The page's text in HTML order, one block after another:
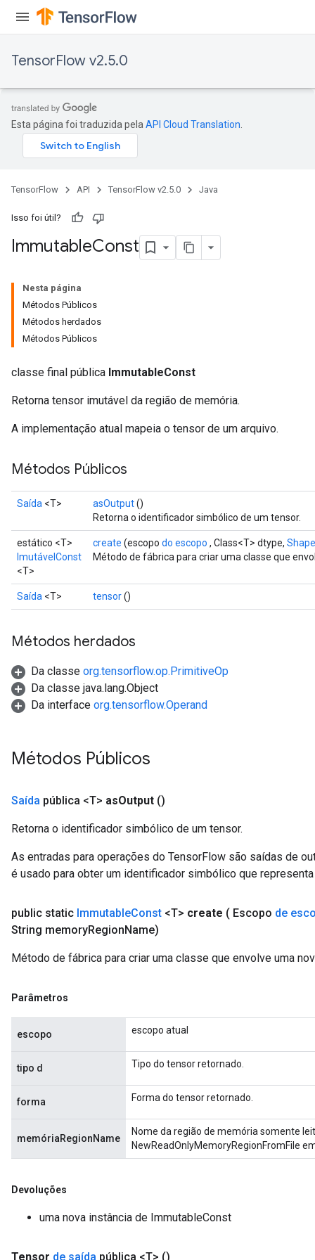
TensorFlow v2.5.0
Esta página foi traduzida pela API Cloud Translation
TensorFlow API TensorFlow v2.5.0 Java
Isso foi útil?
ImmutableConst
Nesta página
Métodos Públicos
Métodos herdados
Métodos Públicos
classe final pública ImmutableConst
Retorna tensor imutável da região de memória.
A implementação atual mapeia o tensor de um arquivo.
Métodos Públicos
Saída <T> asOutput()
Retorna o identificador simbólico de um tensor.
estático <T>
ImutávelConst
<T>
create (escopo do escopo , Class<T> dtype, Shape
Método de fábrica para criar uma classe que
Saída <T> tensor()
Métodos herdados
Da classe org.tensorflow.op.PrimitiveOp
Da classe java.lang.Object
Da interface org.tensorflow.Operand
Métodos Públicos
Saída pública <T> asOutput ()
Retorna o identificador simbólico de um tensor.
As entradas para operações do TensorFlow são saídas de
é usado para obter um identificador simbólico que
public static ImmutableConst <T> create ( Escopo de
String memoryRegionName)
Método de fábrica para criar uma classe que envolve uma
Parâmetros
escopo escopo atual
tipo d Tipo do tensor retornado.
forma Forma do tensor retornado.
memóriaRegionName
Nome da região de memória somente
NewReadOnlyMemoryRegionFromFile
Devoluções
uma nova instância de ImmutableConst
Tensor de saída pública <T> ()